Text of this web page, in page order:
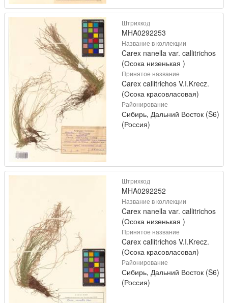
Штрихкод
MHA0292253
Название в коллекции
Carex nanella var. callitrichos
(Осока низенькая )
Принятое название
Carex callitrichos V.I.Krecz.
(Осока красовласовая)
Районирование
Сибирь, Дальний Восток (S6)
(Россия)
Штрихкод
MHA0292252
Название в коллекции
Carex nanella var. callitrichos
(Осока низенькая )
Принятое название
Carex callitrichos V.I.Krecz.
(Осока красовласовая)
Районирование
Сибирь, Дальний Восток (S6)
(Россия)